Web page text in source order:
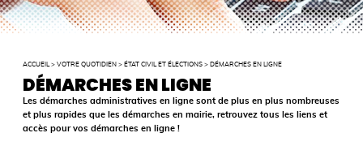
ACCUEIL >VOTRE QUOTIDIEN > ÉTAT CIVIL ET ÉLECTIONS > DÉMARCHES EN LIGNE
DÉMARCHES EN LIGNE
Les démarches administratives en ligne sont de plus en plus nombreuses
et plus rapides que les démarches en mairie, retrouvez tous les liens et
accès pour vos démarches en ligne !